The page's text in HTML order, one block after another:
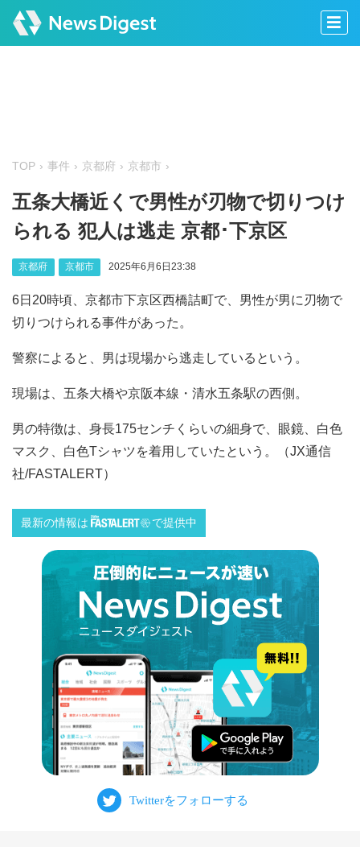
TOP 事件 京都府 京都市
五条大橋近くで男性が刃物で切りつけ
られる 犯人は逃走 京都･下京区
京都府 京都市 2025年6月6日23:38
6日20時頃、京都市下京区西橋詰町で、男性が男に刃物で
切りつけられる事件があった。
警察によると、男は現場から逃走しているという。
現場は、五条大橋や京阪本線・清水五条駅の西側。
男の特徴は、身長175センチくらいの細身で、眼鏡、白色
マスク、白色Tシャツを着用していたという。（JX通信
社/FASTALERT）
最新の情報は で提供中